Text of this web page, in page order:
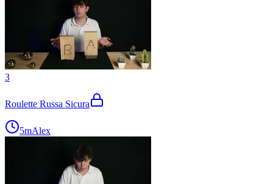
3
Roulette Russa Sicura
5mAlex